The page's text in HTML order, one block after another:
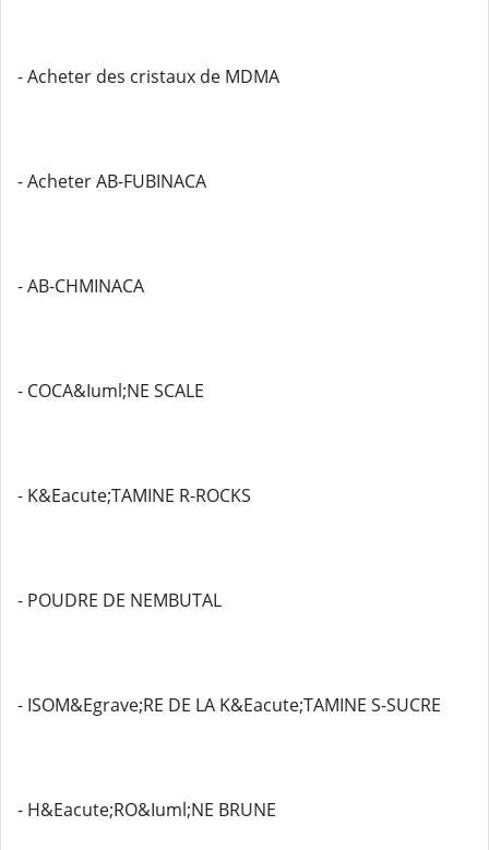
- Acheter des cristaux de MDMA
- Acheter AB-FUBINACA
- AB-CHMINACA
- COCA&Iuml;NE SCALE
- K&Eacute;TAMINE R-ROCKS
- POUDRE DE NEMBUTAL
- ISOM&Egrave;RE DE LA K&Eacute;TAMINE S-SUCRE
- H&Eacute;RO&Iuml;NE BRUNE